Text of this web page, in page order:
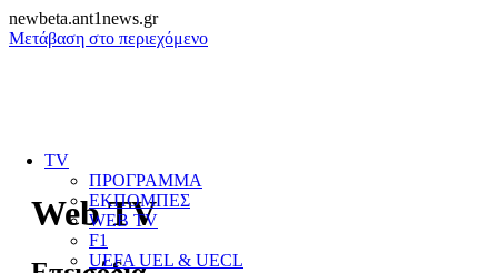
newbeta.ant1news.gr
Μετάβαση στο περιεχόμενο
TV
ΠΡΟΓΡΑΜΜΑ
ΕΚΠΟΜΠΕΣ
WEB TV
F1
UEFA UEL & UECL
Web TV